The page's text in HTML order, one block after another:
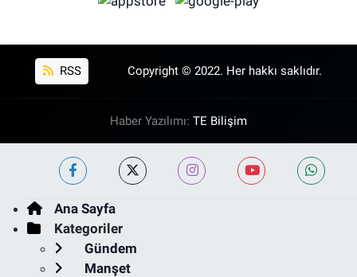
RSS Copyright © 2022. Her hakkı saklıdır.
Haber Yazılımı: TE Bilişim
Ana Sayfa
Kategoriler
Gündem
Manşet